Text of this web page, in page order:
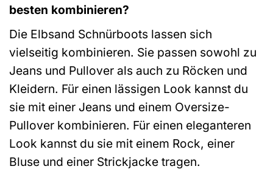
besten kombinieren?
Die Elbsand Schnürboots lassen sich
vielseitig kombinieren. Sie passen sowohl zu
Jeans und Pullover als auch zu Röcken und
Kleidern. Für einen lässigen Look kannst du
sie mit einer Jeans und einem Oversize-
Pullover kombinieren. Für einen eleganteren
Look kannst du sie mit einem Rock, einer
Bluse und einer Strickjacke tragen.